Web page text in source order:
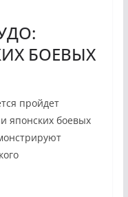
БОЕВЫХ
пройдет
японских боевых